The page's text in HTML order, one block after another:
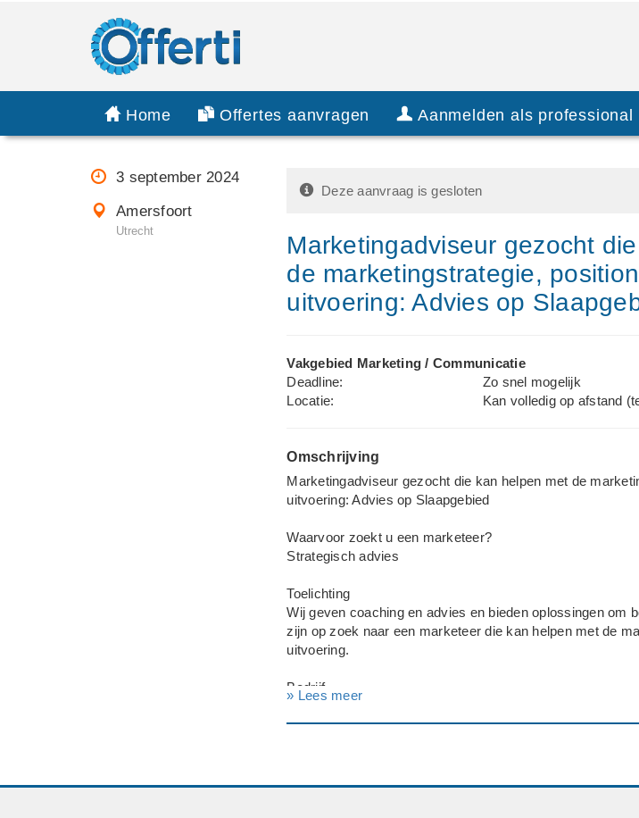
Home Offertes aanvragen Aanmelden als professional
3 september 2024
Amersfoort
Utrecht
Deze aanvraag is gesloten
Marketingadviseur gezocht
de marketingstrategie,
uitvoering: Advies op
Vakgebied Marketing / Communicatie
Deadline:
Zo snel mogelijk
Locatie:
Kan volledig op afstand
Omschrijving
Marketingadviseur gezocht die kan helpen met de
uitvoering: Advies op Slaapgebied
Waarvoor zoekt u een marketeer?
Strategisch advies
Toelichting
Wij geven coaching en advies en bieden oplossingen om
zijn op zoek naar een marketeer die kan helpen met de
uitvoering.
Bedrijf
» Lees meer